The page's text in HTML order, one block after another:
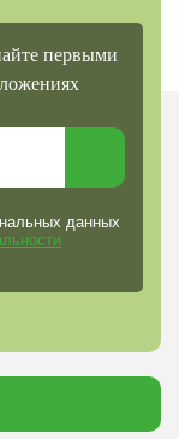
первыми
данных